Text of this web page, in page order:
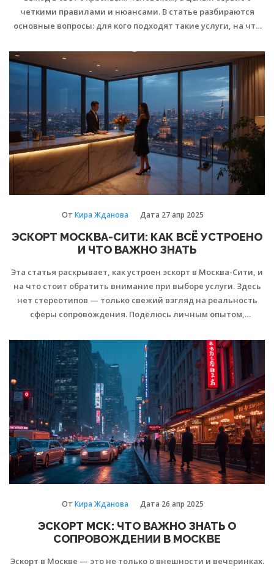
четкими правилами и нюансами. В статье разбираются
основные вопросы: для кого подходят такие услуги, на что
обезопасить себя и какие тонкости нужно знать клиенту. Вы
узнаете о современных трендах, а также получите советы,
которые помогут избежать неприятных ситуаций. Это
практичное руководство для тех, кто хочет разобраться в
теме и получить максимум пользы.
От Кира Жданова Дата 27 апр 2025
ЭСКОРТ МОСКВА-СИТИ: КАК ВСЁ УСТРОЕНО
И ЧТО ВАЖНО ЗНАТЬ
Эта статья раскрывает, как устроен эскорт в Москва-Сити, и
на что стоит обратить внимание при выборе услуги. Здесь
нет стереотипов — только свежий взгляд на реальность
сферы сопровождения. Поделюсь личным опытом,
закулисья. Вы узнаете, как обезопасить себя и избежать
типичных ошибок новичка. После прочтения вы будете
точно понимать, что ожидать и как сделать процесс
максимально комфортным.
От Кира Жданова Дата 26 апр 2025
ЭСКОРТ МСК: ЧТО ВАЖНО ЗНАТЬ О
СОПРОВОЖДЕНИИ В МОСКВЕ
Эскорт в Москве — это не только о внешности и вечеринках.